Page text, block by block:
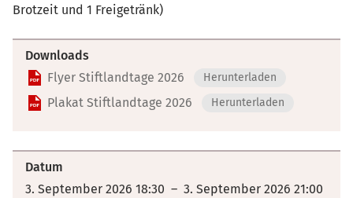
Brotzeit und 1 Freigetränk)
Downloads
Flyer Stiftlandtage 2026
Herunterladen
Plakat Stiftlandtage 2026 Herunterladen
Datum
3. September 2026 18:30 – 3. September 2026 21:00